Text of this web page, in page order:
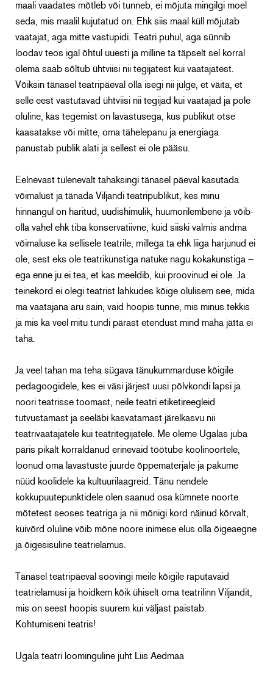
maali vaadates mõtleb või tunneb, ei mõjuta mingilgi moel
seda, mis maalil kujutatud on. Ehk siis maal küll mõjutab
vaatajat, aga mitte vastupidi. Teatri puhul, aga sünnib
loodav teos igal õhtul uuesti ja milline ta täpselt sel korral
olema saab sõltub ühtviisi nii tegijatest kui vaatajatest.
Võiksin tänasel teatripäeval olla isegi nii julge, et väita, et
selle eest vastutavad ühtviisi nii tegijad kui vaatajad ja pole
oluline, kas tegemist on lavastusega, kus publikut otse
kaasatakse või mitte, oma tähelepanu ja energiaga
panustab publik alati ja sellest ei ole pääsu.
Eelnevast tulenevalt tahaksingi tänasel päeval kasutada
võimalust ja tänada Viljandi teatripublikut, kes minu
hinnangul on haritud, uudishimulik, huumorilembene ja võib-
olla vahel ehk tiba konservatiivne, kuid siiski valmis andma
võimaluse ka sellisele teatrile, millega ta ehk liiga harjunud ei
ole, sest eks ole teatrikunstiga natuke nagu kokakunstiga –
ega enne ju ei tea, et kas meeldib, kui proovinud ei ole. Ja
teinekord ei olegi teatrist lahkudes kõige olulisem see, mida
ma vaatajana aru sain, vaid hoopis tunne, mis minus tekkis
ja mis ka veel mitu tundi pärast etendust mind maha jätta ei
taha.
Ja veel tahan ma teha sügava tänukummarduse kõigile
pedagoogidele, kes ei väsi järjest uusi põlvkondi lapsi ja
noori teatrisse toomast, neile teatri etiketireegleid
tutvustamast ja seeläbi kasvatamast järelkasvu nii
teatrivaatajatele kui teatritegijatele. Me oleme Ugalas juba
päris pikalt korraldanud erinevaid töötube koolinoortele,
loonud oma lavastuste juurde õppematerjale ja pakume
nüüd koolidele ka kultuurilaagreid. Tänu nendele
kokkupuutepunktidele olen saanud osa kümnete noorte
mõtetest seoses teatriga ja nii mõnigi kord näinud kõrvalt,
kuivõrd oluline võib mõne noore inimese elus olla õigeaegne
ja õigesisuline teatrielamus.
Tänasel teatripäeval soovingi meile kõigile raputavaid
teatrielamusi ja hoidkem kõik ühiselt oma teatrilinn Viljandit,
mis on seest hoopis suurem kui väljast paistab.
Kohtumiseni teatris!
Ugala teatri loominguline juht Liis Aedmaa